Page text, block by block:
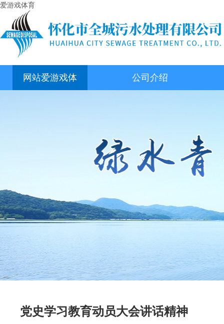
爱游戏体育
网站爱游戏体 公司介绍
党史学习教育动员大会讲话精神